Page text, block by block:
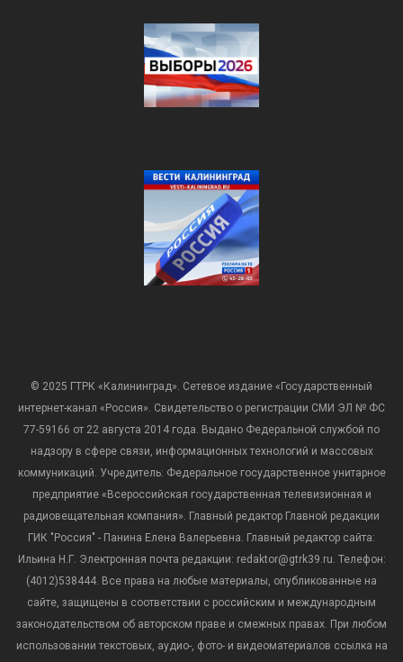
© 2025 ГТРК «Калининград». Сетевое издание «Государственный
интернет-канал «Россия». Свидетельство о регистрации СМИ ЭЛ № ФС
77-59166 от 22 августа 2014 года. Выдано Федеральной службой по
надзору в сфере связи, информационных технологий и массовых
коммуникаций. Учредитель: Федеральное государственное унитарное
предприятие «Всероссийская государственная телевизионная и
радиовещательная компания». Главный редактор Главной редакции
ГИК "Россия" - Панина Елена Валерьевна. Главный редактор сайта:
Ильина Н.Г. Электронная почта редакции: redaktor@gtrk39.ru. Телефон:
(4012)538444. Все права на любые материалы, опубликованные на
сайте, защищены в соответствии с российским и международным
законодательством об авторском праве и смежных правах. При любом
использовании текстовых, аудио-, фото- и видеоматериалов ссылка на